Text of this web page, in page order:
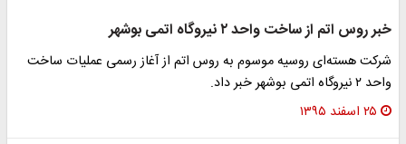
خبر روس اتم از ساخت واحد ۲ نیروگاه اتمی بوشهر
شرکت هسته‌ای روسیه موسوم به روس اتم از آغاز رسمی عملیات ساخت
واحد ۲ نیروگاه اتمی بوشهر خبر داد.
۲۵ اسفند ۱۳۹۵